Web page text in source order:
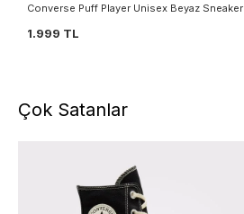
Converse Puff Player Unisex Beyaz Sneaker
1.999 TL
Çok Satanlar